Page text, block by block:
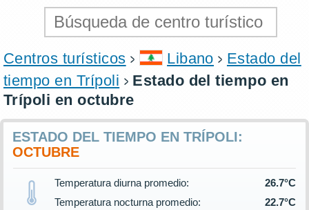
Centros turísticos Libano
Estado del
tiempo en Trípoli
Estado del tiempo en
Trípoli en octubre
ESTADO DEL TIEMPO EN TRÍPOLI:
OCTUBRE
Temperatura diurna promedio:
26.7°C
Temperatura nocturna promedio:
22.7°C